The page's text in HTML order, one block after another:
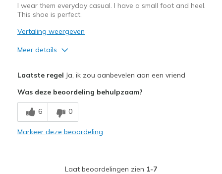
I wear them everyday casual. I have a small foot and heel.
This shoe is perfect.
Vertaling weergeven
Meer details
Breathe Well
Comfortable
Laatste regel Ja, ik zou aanbevelen aan een vriend
Was deze beoordeling behulpzaam?
6 0
Markeer deze beoordeling
Laat beoordelingen zien 1-7